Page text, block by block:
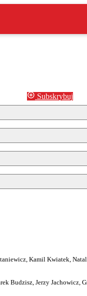
Subskrybuj
Kamil Kwiatek,
Jerzy Jachowicz,